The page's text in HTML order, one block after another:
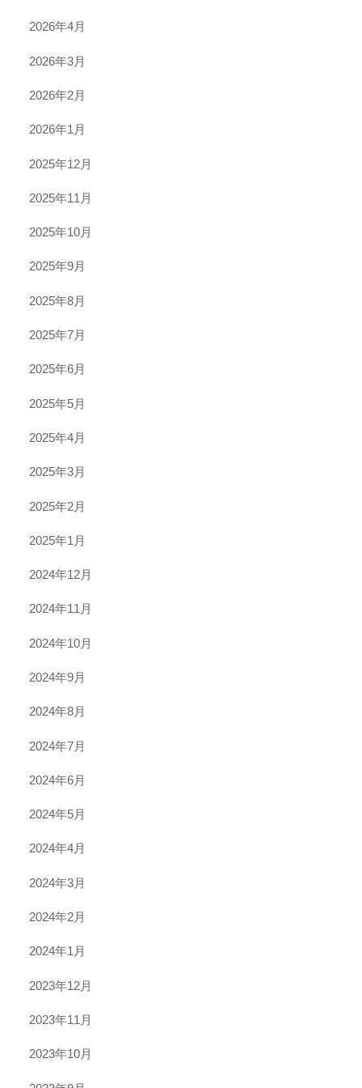
2026年4月
2026年3月
2026年2月
2026年1月
2025年12月
2025年11月
2025年10月
2025年9月
2025年8月
2025年7月
2025年6月
2025年5月
2025年4月
2025年3月
2025年2月
2025年1月
2024年12月
2024年11月
2024年10月
2024年9月
2024年8月
2024年7月
2024年6月
2024年5月
2024年4月
2024年3月
2024年2月
2024年1月
2023年12月
2023年11月
2023年10月